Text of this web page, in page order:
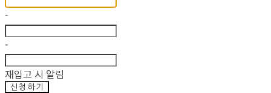
-
-
재입고 시 알림
신청하기